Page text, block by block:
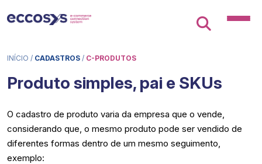
INÍCIO / CADASTROS / C-PRODUTOS
Produto simples, pai e SKUs
O cadastro de produto varia da empresa que o vende,
considerando que, o mesmo produto pode ser vendido de
diferentes formas dentro de um mesmo seguimento,
exemplo: